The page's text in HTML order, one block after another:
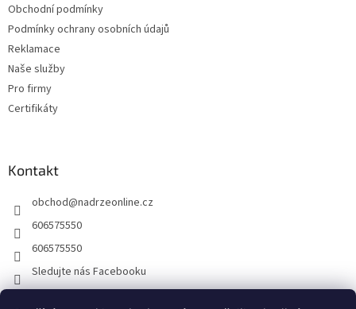
Obchodní podmínky
Podmínky ochrany osobních údajů
Reklamace
Naše služby
Pro firmy
Certifikáty
Kontakt
obchod@nadrzeonline.cz
606575550
606575550
Sledujte nás Facebooku